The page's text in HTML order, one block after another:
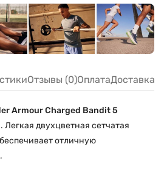
Отзывы (0)ОплатаДоставка
Armour Charged Bandit 5
двухцветная сетчатая
отличную